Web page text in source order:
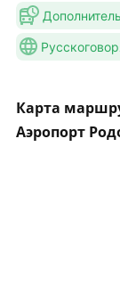
Карта
Аэропорт